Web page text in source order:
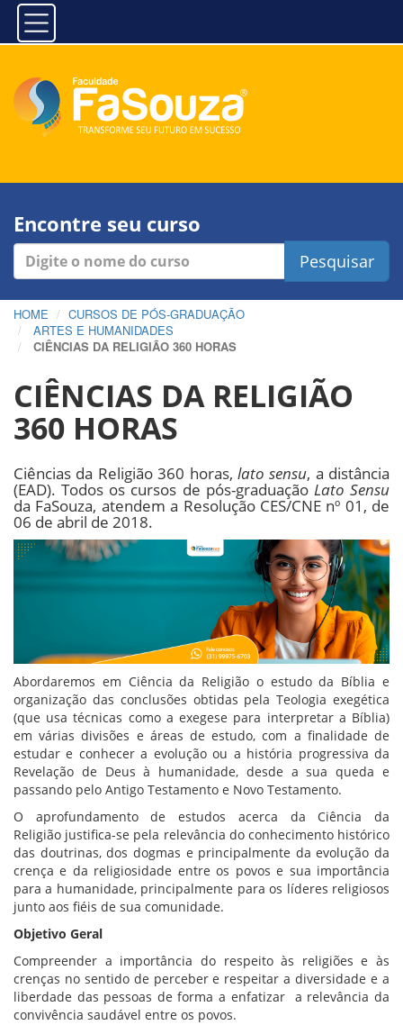
Encontre seu curso
Pesquisar
HOME
CURSOS DE PÓS-GRADUAÇÃO
ARTES E HUMANIDADES
CIÊNCIAS DA RELIGIÃO 360 HORAS
CIÊNCIAS DA RELIGIÃO
360 HORAS
Ciências da Religião 360 horas, lato sensu, a distância
(EAD). Todos os cursos de pós-graduação Lato Sensu
da FaSouza, atendem a Resolução CES/CNE nº 01, de
06 de abril de 2018.
Abordaremos em Ciência da Religião o estudo da Bíblia e
organização das conclusões obtidas pela Teologia exegética
(que usa técnicas como a exegese para interpretar a Bíblia)
em várias divisões e áreas de estudo, com a finalidade de
estudar e conhecer a evolução ou a história progressiva da
Revelação de Deus à humanidade, desde a sua queda e
passando pelo Antigo Testamento e Novo Testamento.
O aprofundamento de estudos acerca da Ciência da
Religião justifica-se pela relevância do conhecimento histórico
das doutrinas, dos dogmas e principalmente da evolução da
crença e da religiosidade entre os povos e sua importância
para a humanidade, principalmente para os líderes religiosos
junto aos fiéis de sua comunidade.
Objetivo Geral
Compreender a importância do respeito às religiões e às
crenças no sentido de perceber e respeitar a diversidade e a
liberdade das pessoas de forma a enfatizar a relevância da
convivência saudável entre os povos.